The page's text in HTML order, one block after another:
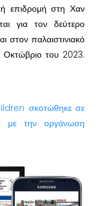
επιδρομή στη Χαν
για τον δεύτερο
στον παλαιστινιακό
του 2023.
σκοτώθηκε σε
με την οργάνωση